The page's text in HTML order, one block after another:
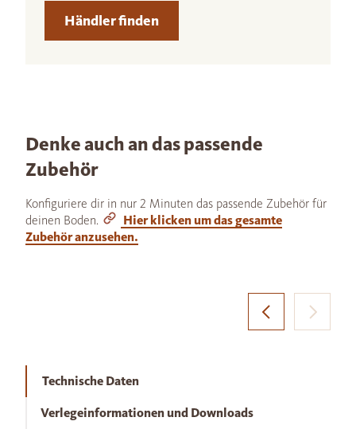
Händler finden
Denke auch an das passende
Zubehör
Konfiguriere dir in nur 2 Minuten das passende Zubehör für
deinen Boden.
Hier klicken um das gesamte
Zubehör anzusehen.
Technische Daten
Verlegeinformationen und Downloads